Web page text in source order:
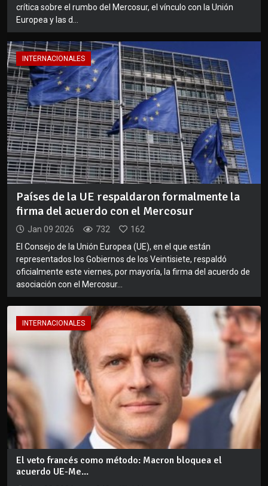
crítica sobre el rumbo del Mercosur, el vínculo con la Unión
Europea y las d...
INTERNACIONALES
Países de la UE respaldaron formalmente la
firma del acuerdo con el Mercosur
Jan 09 2026 732
162
El Consejo de la Unión Europea (UE), en el que están
representados los Gobiernos de los Veintisiete, respaldó
oficialmente este viernes, por mayoría, la firma del acuerdo de
asociación con el Mercosur...
INTERNACIONALES
El veto francés como método: Macron bloquea el
acuerdo UE-Me...